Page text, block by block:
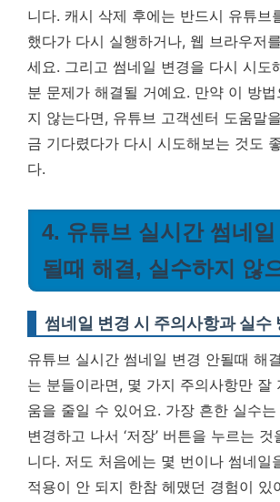
니다. 캐시 삭제 후에는 반드시 유튜브
했다가 다시 실행하거나, 웹 브라우저
세요. 그리고 썸네일 변경을 다시 시도
분 문제가 해결될 거예요. 만약 이 방법
지 않는다면, 유튜브 고객센터 도움말
금 기다렸다가 다시 시도해보는 것도
다.
4. 유튜브 실시간 썸네
될때 해결, 실수하지 않
썸네일 변경 시 주의사항과 실수
유튜브 실시간 썸네일 변경 안될때 해
는 분들이라면, 몇 가지 주의사항만 잘
움을 줄일 수 있어요. 가장 흔한 실수
변경하고 나서 ‘저장’ 버튼을 누르는
니다. 저도 처음에는 몇 번이나 썸네일
적용이 안 되지 한참 헤맸던 경험이 있